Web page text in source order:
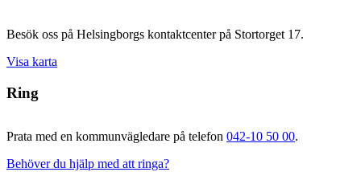
Besök oss på Helsingborgs kontaktcenter på Stortorget 17.
Visa karta
Ring
Prata med en kommunvägledare på telefon 042-10 50 00.
Behöver du hjälp med att ringa?